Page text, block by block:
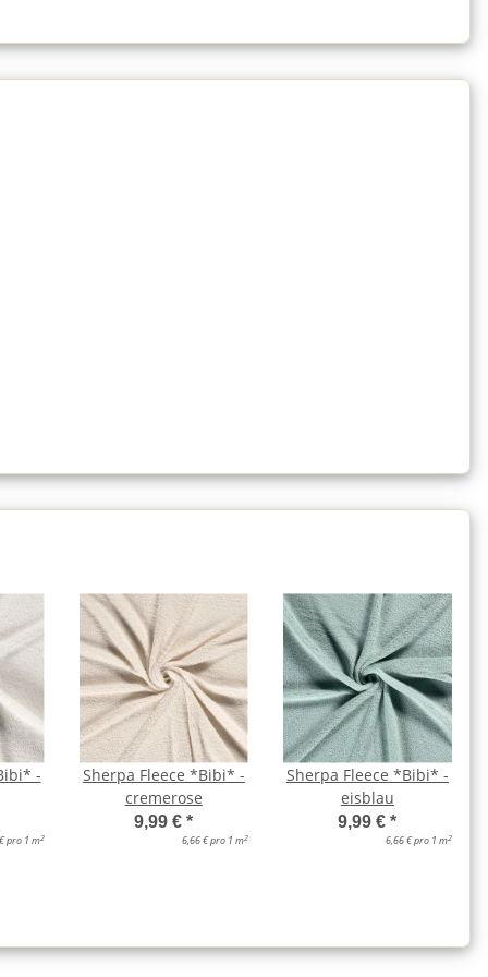
-
pro 1 m2
Sherpa Fleece *Bibi* -
cremerose
9,99 €*
6,66 € pro 1 m2
Sherpa Fleece *Bibi* -
eisblau
9,99 €*
6,66 € pro 1 m2